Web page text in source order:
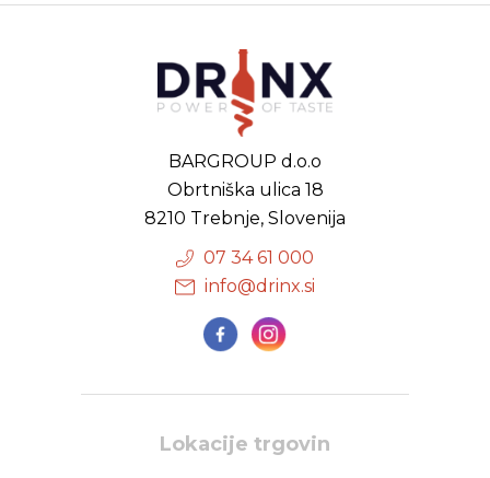
BARGROUP d.o.o
Obrtniška ulica 18
8210 Trebnje, Slovenija
07 34 61 000
info@drinx.si
Lokacije trgovin